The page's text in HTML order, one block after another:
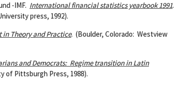
-IMF. International financial statistics yearbook 1991.
press, 1992).
in Theory and Practice. (Boulder, Colorado: Westview
and Democrats: Regime transition inLatin
of Pittsburgh Press, 1988).